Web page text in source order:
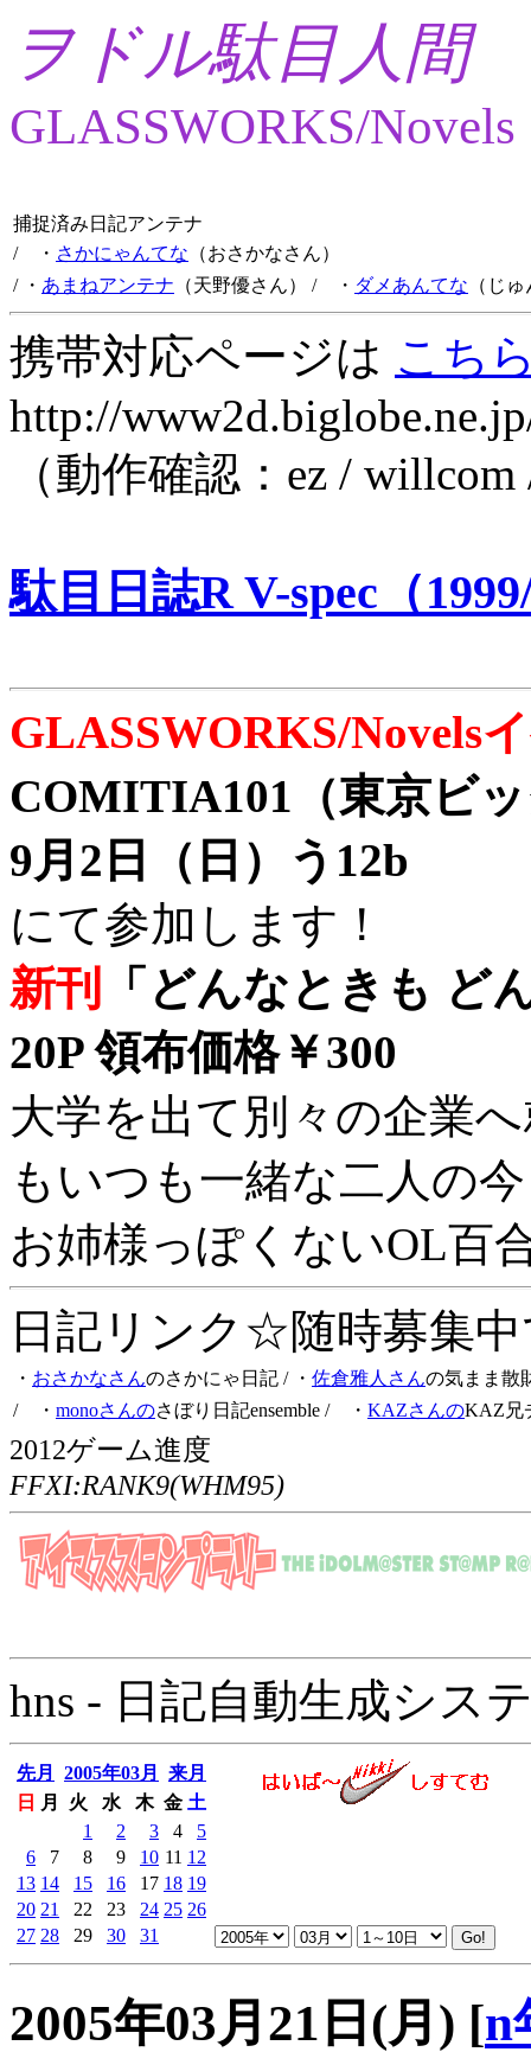
ヲドル駄目人間
GLASSWORKS/Novels
捕捉済み日記アンテナ
/ ・ さかにゃんてな （おさかなさん）
/ ・ あまねアンテナ （天野優さん） / ・ ダメあんてな （じ
携帯対応ページは こち
http://
（動作確認：ez /
駄目日誌R V-spec（
GLASSWORKS/Novels
COMITIA101（東京ビ
9月2日（日）う12b
にて参加します！
新刊
「どんなときも ど
20P 領布価格￥300
大学を出て別々の企業
もいつも一緒な二人の
お姉様っぽくないOL百
日記リンク☆随時募集
・ おさかなさんのさかにゃ日記 / ・ 佐倉雅人さんの気まま散
/ ・ monoさんのさぼり日記ensemble / ・ KAZさんのKAZ兄
2012ゲーム進度
FFXI:RANK9(WHM95)
hns - 日記自動生成シス
先月 2005年03月
来月
日
月 火 水 木 金 土
1
2 3 4
5
6
7 8 9 10 11 12
13 14 15 16 17 18 19
20 21 22 23 24 25 26
27 28 29 30 31
2005年03月21日(月) [n